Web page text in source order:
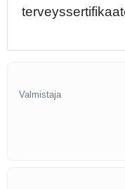
Valmistaja